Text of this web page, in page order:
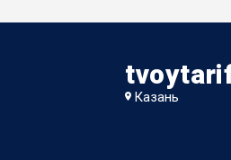
Казань